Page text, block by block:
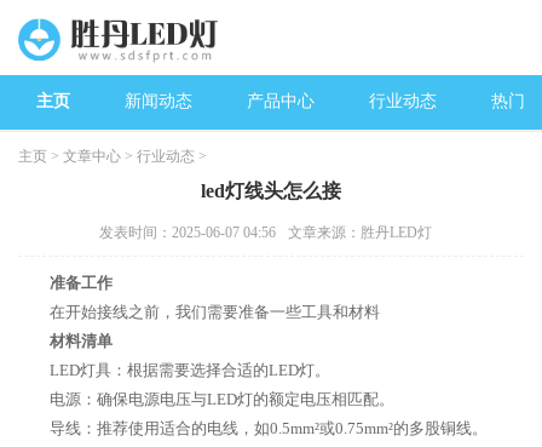
主页 新闻动态 产品中心 行业动态 热门
主页 > 文章中心 > 行业动态 >
led灯线头怎么接
发表时间：2025-06-07 04:56 文章来源：胜丹LED灯
准备工作
在开始接线之前，我们需要准备一些工具和材料
材料清单
LED灯具：根据需要选择合适的LED灯。
电源：确保电源电压与LED灯的额定电压相匹配。
导线：推荐使用适合的电线，如0.5mm²或0.75mm²的多股铜线。